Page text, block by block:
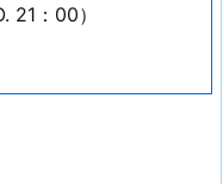
21：00）